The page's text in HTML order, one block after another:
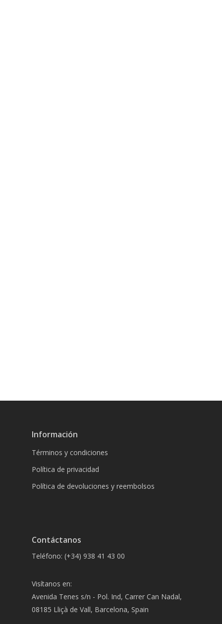
Información
Términos y condiciones
Política de privacidad
Política de devoluciones y reembolsos
Contáctanos
Teléfono: (+34) 938 41 43 00
Visítanos en:
Avenida Tenes s/n - Pol. Ind, Carrer Can Nadal,
08185 Lliçà de Vall, Barcelona, Spain